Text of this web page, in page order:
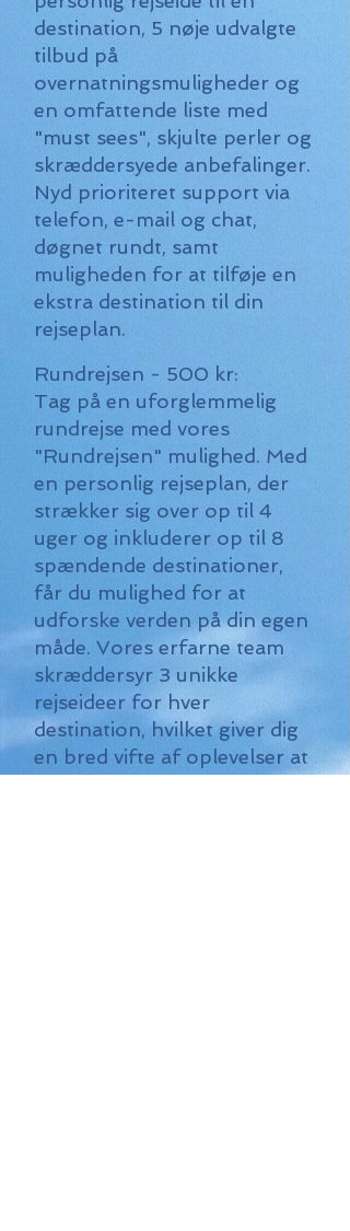
destination, 5 nøje udvalgte
tilbud på
overnatningsmuligheder og
en omfattende liste med
"must sees", skjulte perler og
skræddersyede anbefalinger.
Nyd prioriteret support via
telefon, e-mail og chat,
døgnet rundt, samt
muligheden for at tilføje en
ekstra destination til din
rejseplan.
Rundrejsen - 500 kr:
Tag på en uforglemmelig
rundrejse med vores
"Rundrejsen" mulighed. Med
en personlig rejseplan, der
strækker sig over op til 4
uger og inkluderer op til 8
spændende destinationer,
får du mulighed for at
udforske verden på din egen
måde. Vores erfarne team
skræddersyr 3 unikke
rejseideer for hver
destination, hvilket giver dig
en bred vifte af oplevelser at